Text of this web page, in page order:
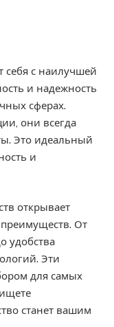
себя с наилучшей
и надежность
сферах.
они всегда
Это идеальный
и
открывает
От
удобства
Эти
для самых
станет вашим